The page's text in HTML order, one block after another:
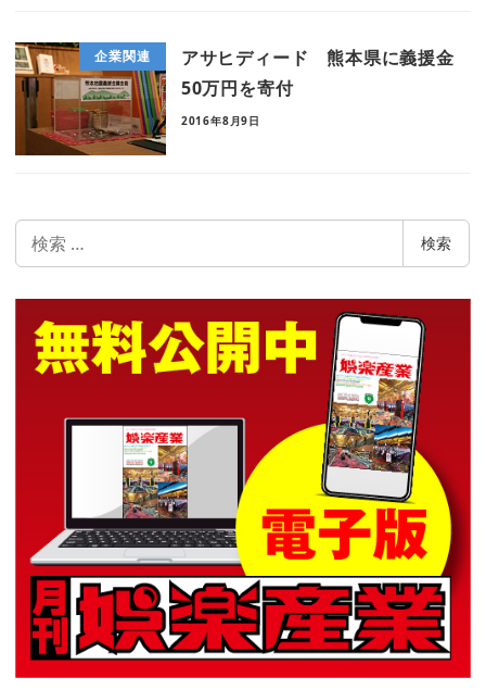
企業関連
アサヒディード 熊本県に義援金
50万円を寄付
2016年8月9日
索
検索